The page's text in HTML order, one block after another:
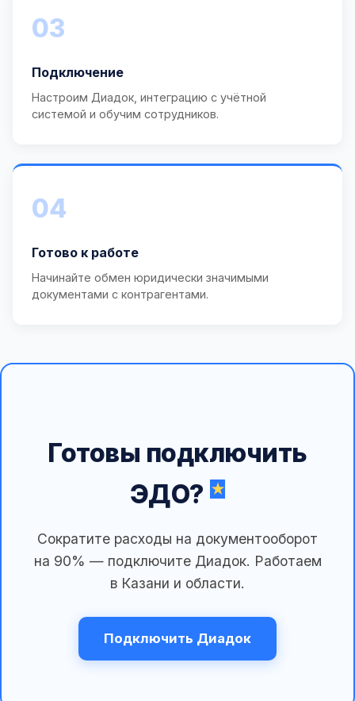
03
Подключение
Настроим Диадок, интеграцию с учётной
системой и обучим сотрудников.
04
Готово к работе
Начинайте обмен юридически значимыми
документами с контрагентами.
Готовы подключить
ЭДО?
Сократите расходы на документооборот
на 90% — подключите Диадок. Работаем
в Казани и области.
Подключить Диадок